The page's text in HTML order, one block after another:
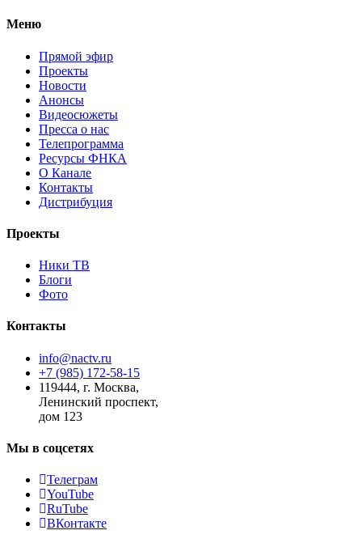
Меню
Прямой эфир
Проекты
Новости
Анонсы
Видеосюжеты
Пресса о нас
Телепрограмма
Ресурсы ФНКА
О Канале
Контакты
Дистрибуция
Проекты
Ники ТВ
Блоги
Фото
Контакты
info@nactv.ru
+7 (985) 172-58-15
119444, г. Москва,
Ленинский проспект,
дом 123
Мы в соцсетях
Телеграм
YouTube
RuTube
ВКонтакте